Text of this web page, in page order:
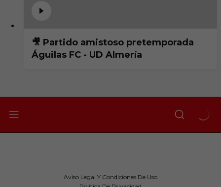
🎥 Partido amistoso pretemporada
Águilas FC - UD Almería
Aviso Legal Y Condiciones De Uso